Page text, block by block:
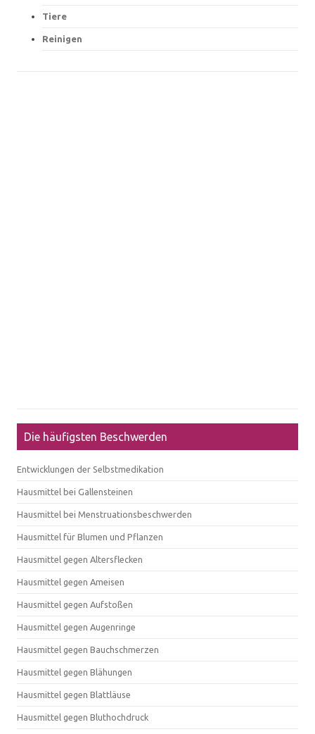
Tiere
Reinigen
Die häufigsten Beschwerden
Entwicklungen der Selbstmedikation
Hausmittel bei Gallensteinen
Hausmittel bei Menstruationsbeschwerden
Hausmittel für Blumen und Pflanzen
Hausmittel gegen Altersflecken
Hausmittel gegen Ameisen
Hausmittel gegen Aufstoßen
Hausmittel gegen Augenringe
Hausmittel gegen Bauchschmerzen
Hausmittel gegen Blähungen
Hausmittel gegen Blattläuse
Hausmittel gegen Bluthochdruck